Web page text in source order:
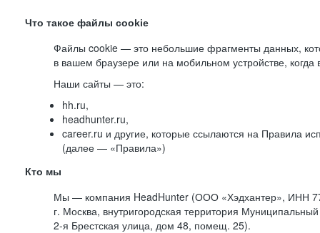
Что такое файлы cookie
Файлы cookie — это небольшие фрагменты данных,
в вашем браузере или на мобильном устройстве,
Наши сайты — это:
hh.ru,
headhunter.ru,
career.ru и другие, которые ссылаются на Правила
(далее — «Правила»)
Кто мы
Мы — компания HeadHunter (ООО «Хэдхантер», ИНН
г. Москва, внутригородская территория Муниципальный
2-я Брестская улица, дом 48, помещ. 25).